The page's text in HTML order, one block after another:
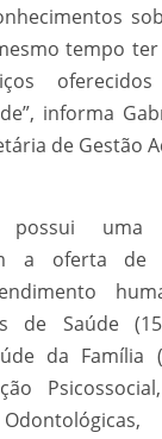
tempo
informa
de Gestão
possui
a oferta de
de Saúde
da Família